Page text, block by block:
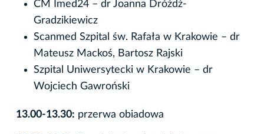
CM Imed24 – dr Joanna Dróżdż-
Gradzikiewicz
Scanmed Szpital św. Rafała w Krakowie – dr
Mateusz Mackoś, Bartosz Rajski
Szpital Uniwersytecki w Krakowie – dr
Wojciech Gawroński
13.00-13.30: przerwa obiadowa